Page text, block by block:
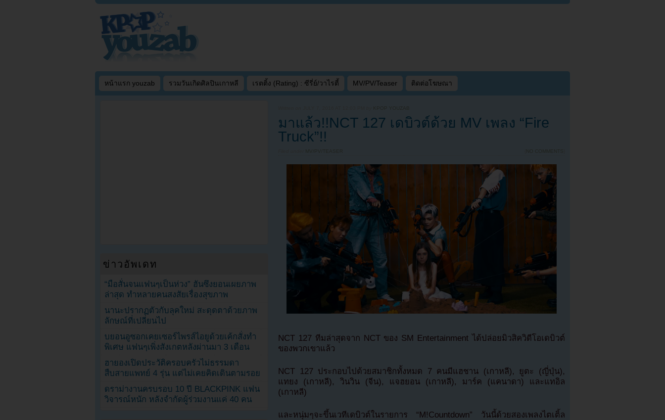
หน้าแรก youzab รวมวันเกิดศิลปินเกาหลี เรตติ้ง (Rating) : ซีรี่ย์/วาไรตี้ MV/PV/Teaser ติดต่อโฆษณา
KPOP YOUZAB
มาแล้ว!!NCT 127 เดบิวต์ด้วย MV เพลง “Fire
Truck”!!
MV/PV/TEASER NO COMMENTS
NCT 127 ทีมล่าสุดจาก NCT ของ SM Entertainment ได้ปล่อยมิวสิควิดีโอเดบิวต์
ของพวกเขาแล้ว
NCT 127 ประกอบไปด้วยสมาชิกทั้งหมด 7 คนมีแฮชาน (เกาหลี), ยูตะ (ญี่ปุ่น),
แทยง (เกาหลี), วินวิน (จีน), แจฮยอน (เกาหลี), มาร์ค (แคนาดา) และแทอิล
(เกาหลี)
และหนุ่มๆจะขึ้นเวทีเดบิวต์ในรายการ “M!Countdown” วันนี้ด้วยสองเพลงไตเติ้ล
ข่าวอัพเดท
“มือสั่นจนแฟนๆเป็นห่วง” ฮันซึงยอนเผยภาพ
ล่าสุด ทำหลายคนสงสัยเรื่องสุขภาพ
นานะปรากฏตัวกับลุคใหม่ สะดุดตาด้วยภาพ
ลักษณ์ที่เปลี่ยนไป
บยอนอูซอกเคยเซอร์ไพรส์ไอยูด้วยเค้กสั่งทำ
พิเศษ แฟนๆเพิ่งสังเกตหลังผ่านมา 3 เดือน
ฮายองเปิดประวัติครอบครัวไม่ธรรมดา
สืบสายแพทย์ 4 รุ่น แต่ไม่เคยคิดเดินตามรอย
ดราม่างานครบรอบ 10 ปี BLACKPINK แฟน
วิจารณ์หนัก หลังจำกัดผู้ร่วมงานแค่ 40 คน